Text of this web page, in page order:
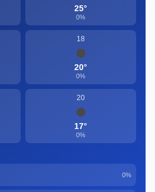
25°
0%
18
20°
0%
20
17°
0%
0%